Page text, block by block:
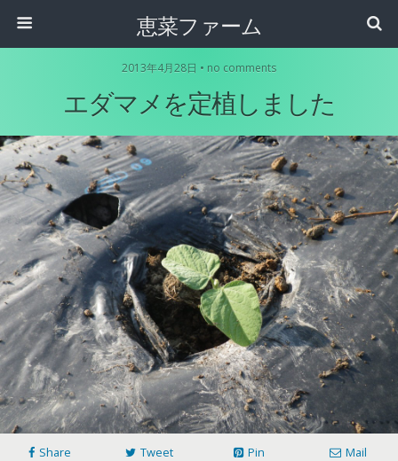
恵菜ファーム
2013年4月28日 • no comments
エダマメを定植しました
Share Tweet Pin Mail